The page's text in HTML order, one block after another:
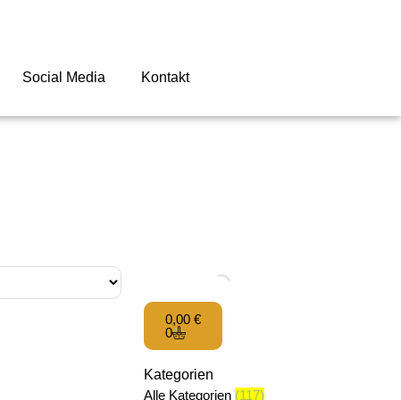
Social Media Kontakt
0,00 €
0
Kategorien
Alle Kategorien (117)